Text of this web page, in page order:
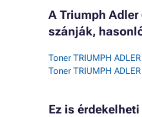
A Triumph
szánják,
Toner TRIUMPH
Toner TRIUMPH
Ez is